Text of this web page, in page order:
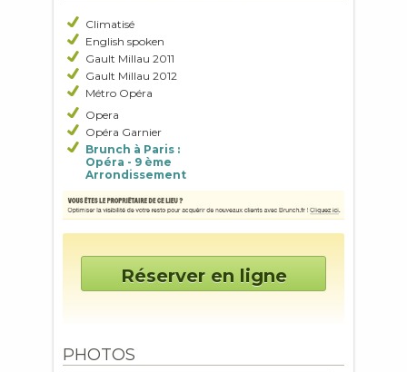
Climatisé
English spoken
Gault Millau 2011
Gault Millau 2012
Métro Opéra
Opera
Opéra Garnier
Brunch à Paris :
Opéra - 9 ème
Arrondissement
Réserver en ligne
PHOTOS